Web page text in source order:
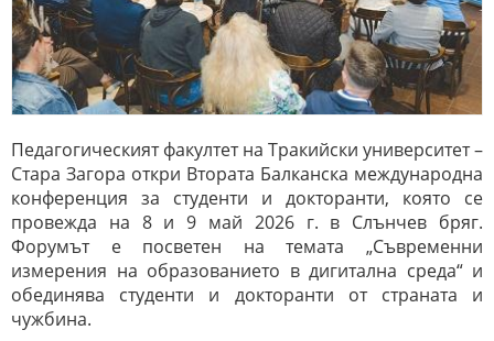
Педагогическият факултет на Тракийски университет –
Стара Загора откри Втората Балканска международна
конференция за студенти и докторанти, която се
провежда на 8 и 9 май 2026 г. в Слънчев бряг.
Форумът е посветен на темата „Съвременни
измерения на образованието в дигитална среда“ и
обединява студенти и докторанти от страната и
чужбина.